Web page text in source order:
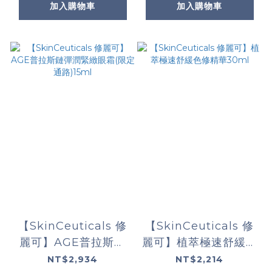
加入購物車
加入購物車
【SkinCeuticals 修
麗可】AGE普拉斯鏈
彈潤緊緻眼霜(限定通
NT$2,934
【SkinCeuticals 修
麗可】植萃極速舒緩色
修精華30ml
NT$2,214